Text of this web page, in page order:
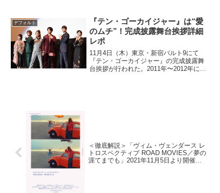
ク・リーチャー ＮＥＶＥＲ ＧＯ ＢＡＣ
Ｋ』4位...
デフォルト
『テン・ゴーカイジャー』は“愛
のムチ”！完成披露舞台挨拶詳細
レポ
11月4日（木）東京・新宿バルト9にて
『テン・ゴーカイジャー』の完成披露舞
台挨拶が行われた。2011年〜2012年にテ
＜徹底解説＞「ヴィム・ヴェンダース レ
トロスペクティブ ROAD MOVIES／夢の
涯てまでも」2021年11月5日より開催